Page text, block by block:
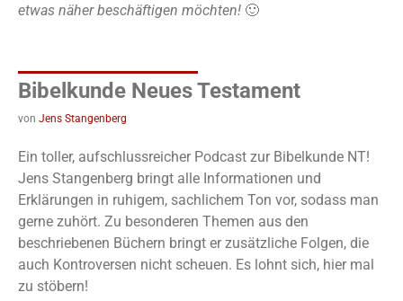
etwas näher beschäftigen möchten! 🙂
Bibelkunde Neues Testament
von Jens Stangenberg
Ein toller, aufschlussreicher Podcast zur Bibelkunde NT!
Jens Stangenberg bringt alle Informationen und
Erklärungen in ruhigem, sachlichem Ton vor, sodass man
gerne zuhört. Zu besonderen Themen aus den
beschriebenen Büchern bringt er zusätzliche Folgen, die
auch Kontroversen nicht scheuen. Es lohnt sich, hier mal
zu stöbern!